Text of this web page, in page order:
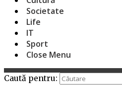
Societate
Life
IT
Sport
Close Menu
Caută pentru: